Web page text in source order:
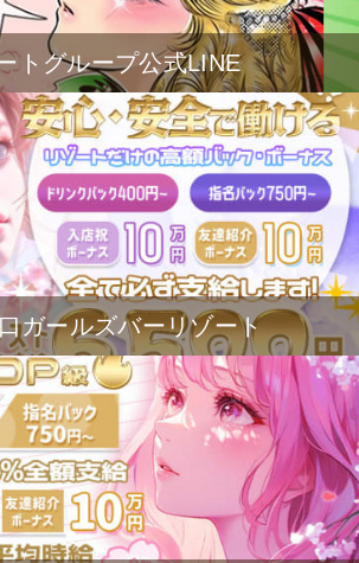
トグループ公式LINE
ガールズバーリゾート